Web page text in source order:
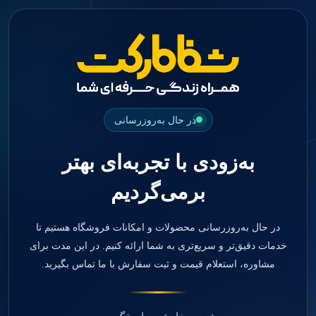
در حال به‌روزرسانی
به‌زودی با تجربه‌ای بهتر
برمی‌گردیم
در حال به‌روزرسانی محصولات و امکانات فروشگاه هستیم تا
خدمات دقیق‌تر و سریع‌تری به شما ارائه کنیم. در این مدت برای
مشاوره، استعلام قیمت و ثبت سفارش با ما تماس بگیرید.
جستجو
Impression Coping
صفحه اصلی
دندانپزشکی
مواد ترمیمی
کامپوزیت
کامپوزیت فلو
اسید اچ
باندینگ
بلیچینگ